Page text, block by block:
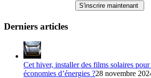
Derniers articles
Cet hiver, installer des films solaires
économies d’énergies ?28 novembre